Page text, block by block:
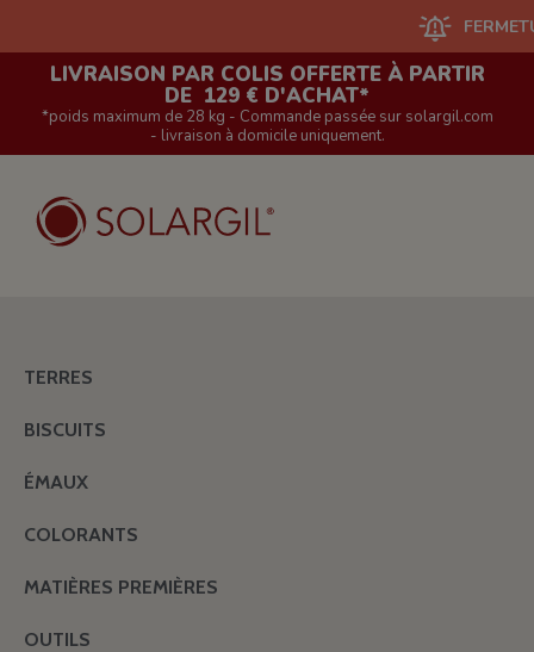
FERMETURE
LIVRAISON PAR COLIS OFFERTE À PARTIR
DE 129 € D'ACHAT*
*poids maximum de 28 kg - Commande passée sur solargil.com
- livraison à domicile uniquement.
TERRES
BISCUITS
ÉMAUX
COLORANTS
MATIÈRES PREMIÈRES
OUTILS